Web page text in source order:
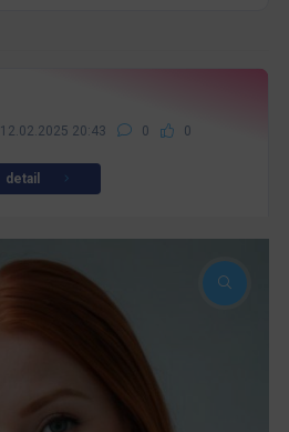
12.02.2025 20:43 0 0
detail